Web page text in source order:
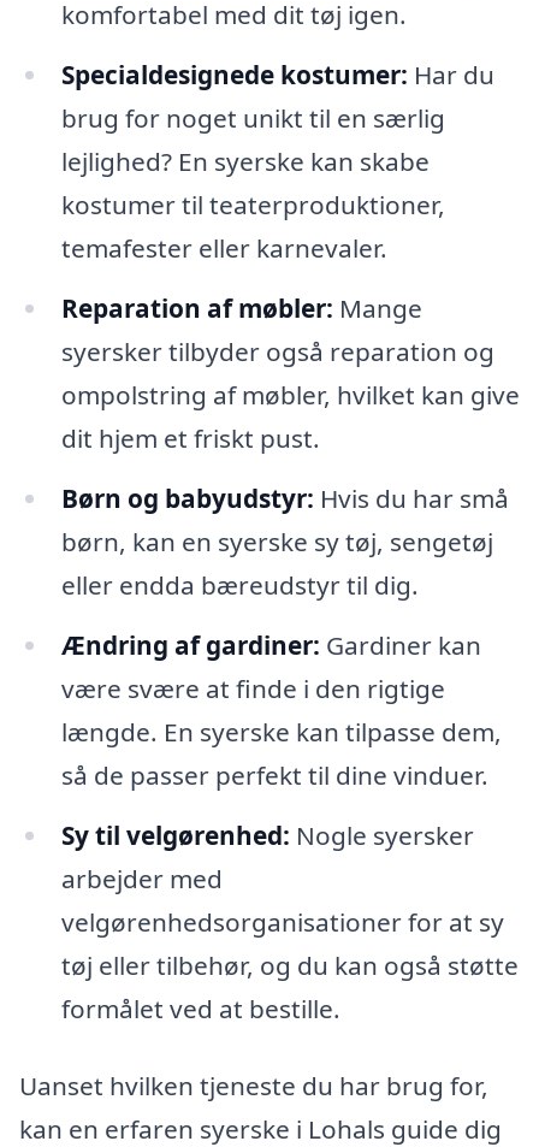
komfortabel med dit tøj igen.
Specialdesignede kostumer: Har du
brug for noget unikt til en særlig
lejlighed? En syerske kan skabe
kostumer til teaterproduktioner,
temafester eller karnevaler.
Reparation af møbler: Mange
syersker tilbyder også reparation og
ompolstring af møbler, hvilket kan give
dit hjem et friskt pust.
Børn og babyudstyr: Hvis du har små
børn, kan en syerske sy tøj, sengetøj
eller endda bæreudstyr til dig.
Ændring af gardiner: Gardiner kan
være svære at finde i den rigtige
længde. En syerske kan tilpasse dem,
så de passer perfekt til dine vinduer.
Sy til velgørenhed: Nogle syersker
arbejder med
velgørenhedsorganisationer for at sy
tøj eller tilbehør, og du kan også støtte
formålet ved at bestille.
Uanset hvilken tjeneste du har brug for,
kan en erfaren syerske i Lohals guide dig